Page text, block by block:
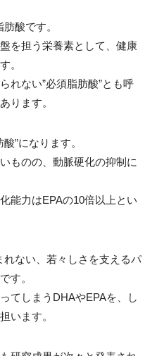
酸です。
を担う栄養素として、健康
。
れない”必須脂肪酸”とも呼
ります。
”になります。
ものの、動脈硬化の抑制に
能力はEPAの10倍以上とい
れない、若々しさを支えるパ
す。
てしまうDHAやEPAを、し
います。